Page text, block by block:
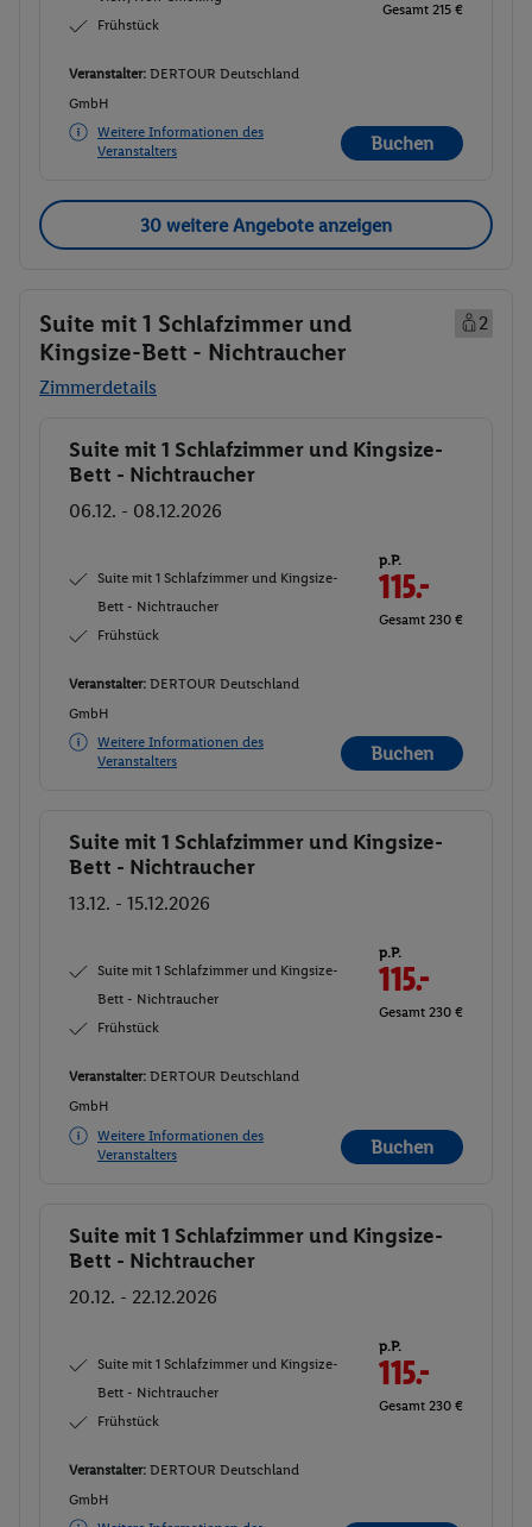
Frühstück
Gesamt 215 €
Veranstalter: DERTOUR Deutschland
GmbH
Weitere Informationen des
Veranstalters
Buchen
30 weitere Angebote anzeigen
Suite mit 1 Schlafzimmer und
Kingsize-Bett - Nichtraucher
2
Zimmerdetails
Buchen
Suite mit 1 Schlafzimmer und Kingsize-
Bett - Nichtraucher
06.12. - 08.12.2026
Suite mit 1 Schlafzimmer und Kingsize-
Bett - Nichtraucher
Frühstück
p.P.
115.-
Gesamt 230 €
Veranstalter: DERTOUR Deutschland
GmbH
Weitere Informationen des
Veranstalters
Buchen
Buchen
Suite mit 1 Schlafzimmer und Kingsize-
Bett - Nichtraucher
13.12. - 15.12.2026
Suite mit 1 Schlafzimmer und Kingsize-
Bett - Nichtraucher
Frühstück
p.P.
115.-
Gesamt 230 €
Veranstalter: DERTOUR Deutschland
GmbH
Weitere Informationen des
Veranstalters
Buchen
Buchen
Suite mit 1 Schlafzimmer und Kingsize-
Bett - Nichtraucher
20.12. - 22.12.2026
Suite mit 1 Schlafzimmer und Kingsize-
Bett - Nichtraucher
Frühstück
p.P.
115.-
Gesamt 230 €
Veranstalter: DERTOUR Deutschland
GmbH